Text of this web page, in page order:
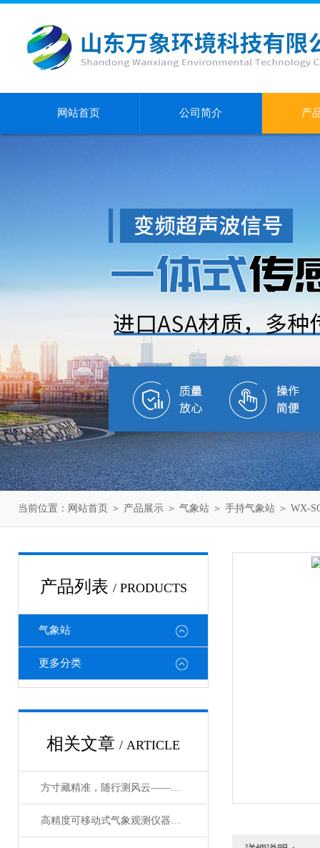
网站首页 公司简介 产
当前位置： 网站首页 ＞ 产品展示 ＞ 气象站 ＞ 手持气象站 ＞ WX-
产品列表 / PRODUCTS
气象站
更多分类
相关文章 / ARTICLE
方寸藏精准，随行测风云——便携式五参数电子气象仪赋能多领域高效作业
高精度可移动式气象观测仪器：方寸藏锋芒，移动护安行